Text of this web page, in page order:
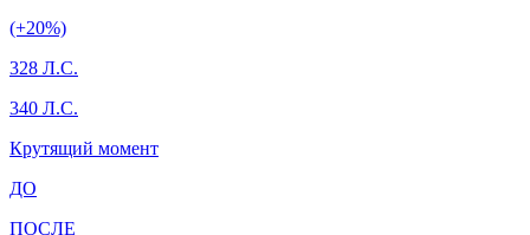
(+20%)
328 Л.С.
340 Л.С.
Крутящий момент
ДО
ПОСЛЕ